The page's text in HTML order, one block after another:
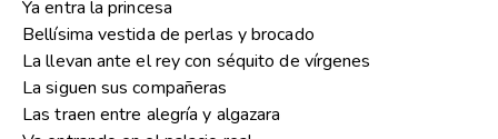
Ya entra la princesa
Bellísima vestida de perlas y brocado
La llevan ante el rey con séquito de vírgenes
La siguen sus compañeras
Las traen entre alegría y algazara